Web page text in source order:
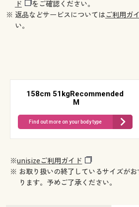
ド
をご確認ください。
※ 返品などサービスについてはご利用ガ
い。
158cm 51kgRecommended
M
Find out more on your body type
※unisizeご利用ガイド
※ お取り扱いの終了しているサイズが
ります。予めご了承ください。